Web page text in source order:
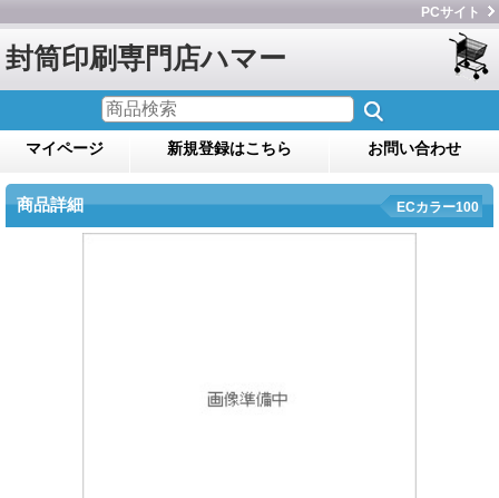
PCサイト
封筒印刷専門店ハマー
マイページ 新規登録はこちら お問い合わせ
商品詳細 ECカラー100